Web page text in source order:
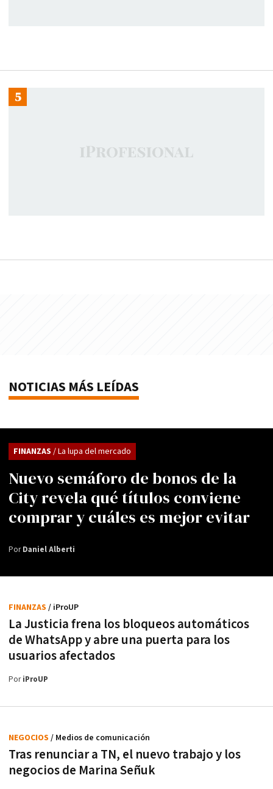
NOTICIAS MÁS LEÍDAS
Nuevo semáforo de bonos de la
City revela qué títulos conviene
comprar y cuáles es mejor evitar
FINANZAS / La lupa del mercado
PorDaniel Alberti
La Justicia frena los bloqueos automáticos
de WhatsApp y abre una puerta para los
usuarios afectados
FINANZAS / iProUP
PoriProUP
Tras renunciar a TN, el nuevo trabajo y los
negocios de Marina Señuk
NEGOCIOS / Medios de comunicación